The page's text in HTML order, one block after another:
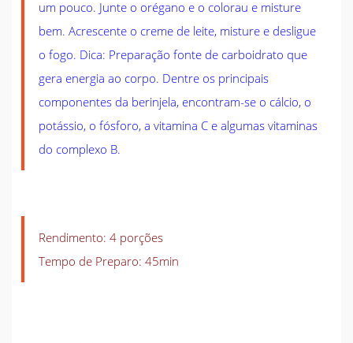
um pouco. Junte o orégano e o colorau e misture
bem. Acrescente o creme de leite, misture e desligue
o fogo. Dica: Preparação fonte de carboidrato que
gera energia ao corpo. Dentre os principais
componentes da berinjela, encontram-se o cálcio, o
potássio, o fósforo, a vitamina C e algumas vitaminas
do complexo B.
Rendimento: 4 porções
Tempo de Preparo: 45min